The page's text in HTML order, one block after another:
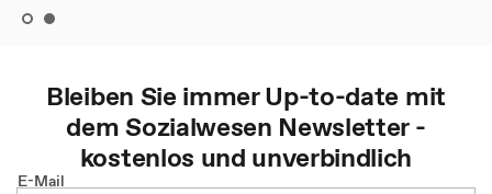
Bleiben Sie immer Up-to-date mit
demSozialwesen Newsletter -
kostenlos und unverbindlich
E-Mail